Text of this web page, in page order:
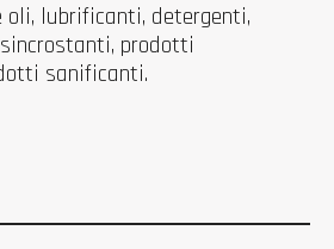
lubrificanti, detergenti,
prodotti
sanificanti.